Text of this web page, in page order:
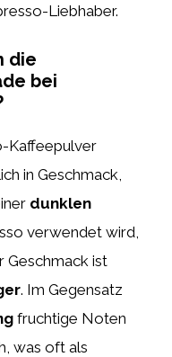
Liebhaber.
die
bei
Kaffeepulver
in Geschmack,
dunklen
verwendet wird,
Geschmack ist
. Im Gegensatz
fruchtige Noten
was oft als